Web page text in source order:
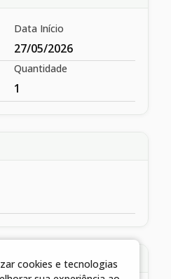
Data Início
27/05/2026
Quantidade
1
cookies e tecnologias